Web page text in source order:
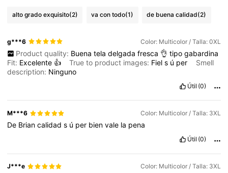
alto grado exquisito(2) va con todo(1) de buena calidad(2)
g***6 Color: Multicolor / Talla: 0XL
Product quality: Buena tela delgada fresca 👌 tipo gabardina
Fit: Excelente 👍 True to product images: Fiels ú per
Smell
description: Ninguno
Útil (0)
M***6 Color: Multicolor / Talla: 3XL
De Briancalidads ú per bienvale la pena
Útil (0)
J***e Color: Multicolor / Talla: 3XL